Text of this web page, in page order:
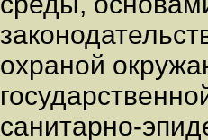
охраной
санитарно-